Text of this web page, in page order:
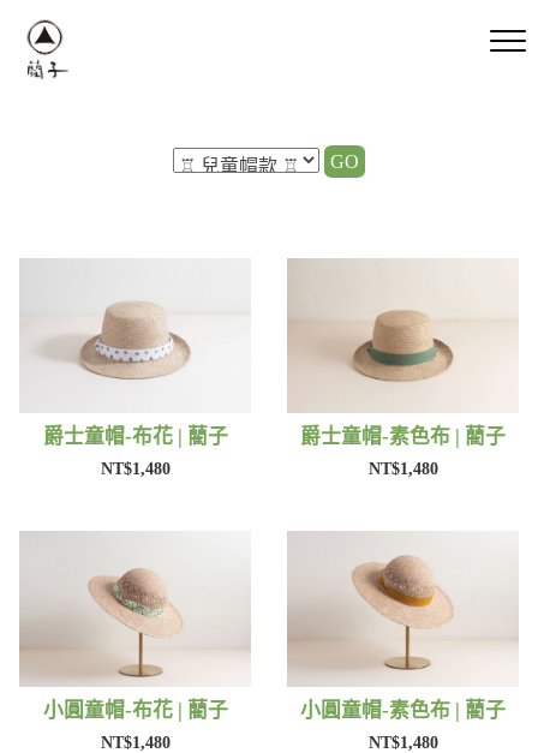
GO
爵士童帽-布花 | 藺子
NT$1,480
爵士童帽-素色布 | 藺子
NT$1,480
小圓童帽-布花 | 藺子
NT$1,480
小圓童帽-素色布 | 藺子
NT$1,480